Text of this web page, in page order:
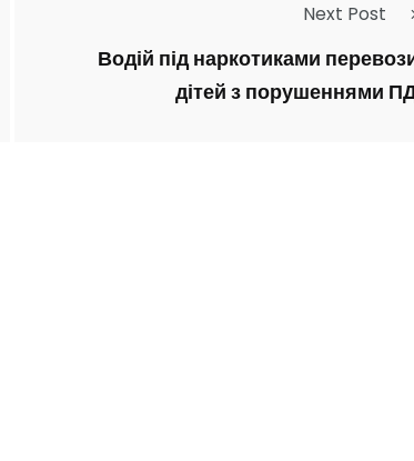
Next Post
Водій під наркотиками
дітей з порушеннями